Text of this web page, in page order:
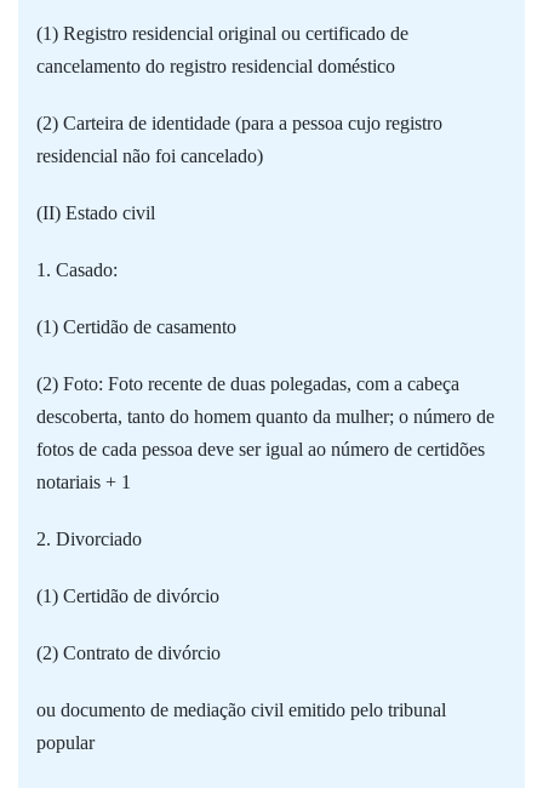
(1) Registro residencial original ou certificado de
cancelamento do registro residencial doméstico
(2) Carteira de identidade (para a pessoa cujo registro
residencial não foi cancelado)
(II) Estado civil
1. Casado:
(1) Certidão de casamento
(2) Foto: Foto recente de duas polegadas, com a cabeça
descoberta, tanto do homem quanto da mulher; o número de
fotos de cada pessoa deve ser igual ao número de certidões
notariais + 1
2. Divorciado
(1) Certidão de divórcio
(2) Contrato de divórcio
ou documento de mediação civil emitido pelo tribunal
popular